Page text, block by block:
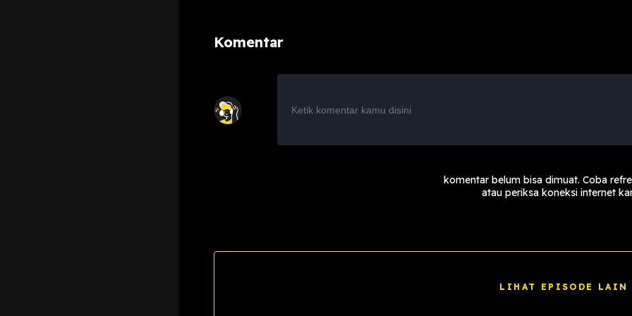
Komentar
komentar belum bisa dimuat. Coba
atau periksa koneksi internet
LIHAT EPISODE LAIN